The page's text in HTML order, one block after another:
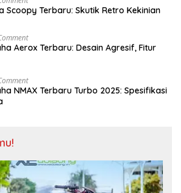
Scoopy Terbaru: Skutik Retro Kekinian
Aerox Terbaru: Desain Agresif, Fitur
NMAX Terbaru Turbo 2025: Spesifikasi